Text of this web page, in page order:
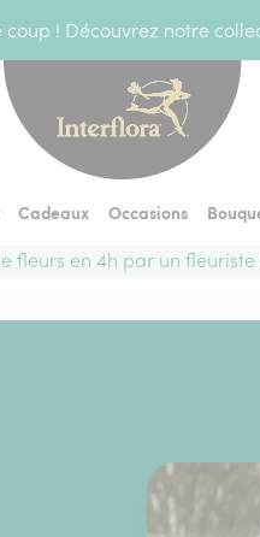
coup ! Découvrez notre
Cadeaux Occasions
fleurs en 4h par un